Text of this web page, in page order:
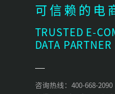
可信赖的电
TRUSTED E-
DATA PARTNER
咨询热线：400-668-2090